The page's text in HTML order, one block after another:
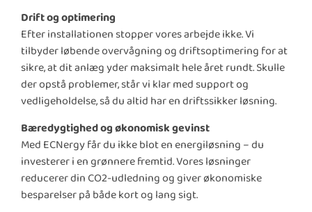
Drift og optimering
Efter installationen stopper vores arbejde ikke. Vi
tilbyder løbende overvågning og driftsoptimering for at
sikre, at dit anlæg yder maksimalt hele året rundt. Skulle
der opstå problemer, står vi klar med support og
vedligeholdelse, så du altid har en driftssikker løsning.
Bæredygtighed og økonomisk gevinst
Med ECNergy får du ikke blot en energiløsning – du
investerer i en grønnere fremtid. Vores løsninger
reducerer din CO2-udledning og giver økonomiske
besparelser på både kort og lang sigt.